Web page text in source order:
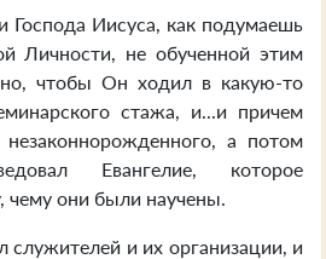
Господа Иисуса, как подумаешь
Личности, не обученной этим
чтобы Он ходил в какую-то
стажа, и...и причем
а потом
Евангелие, которое
чему они были научены.
служителей и их организации, и